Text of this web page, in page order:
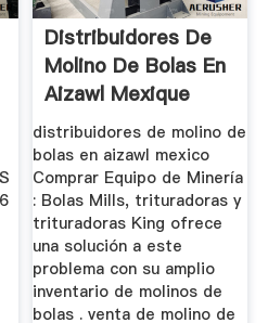
Distribuidores De
Molino De Bolas En
Aizawl Mexique
distribuidores de molino de
bolas en aizawl mexico
Comprar Equipo de Minería
: Bolas Mills, trituradoras y
trituradoras King ofrece
una solución a este
problema con su amplio
inventario de molinos de
bolas . venta de molino de